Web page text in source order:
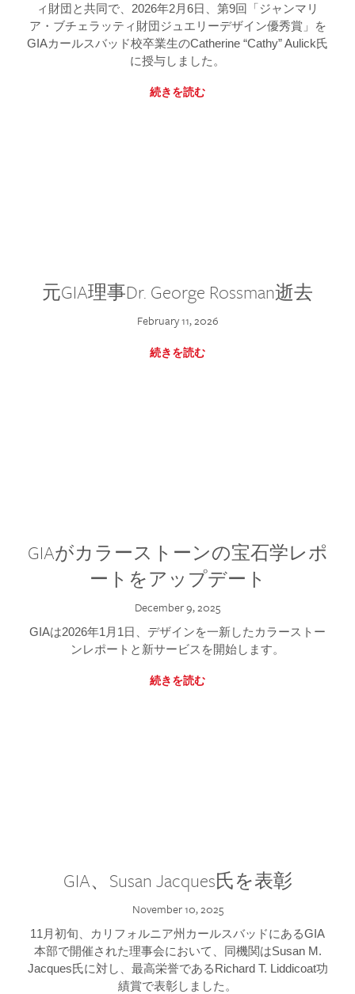
ィ財団と共同で、2026年2月6日、第9回「ジャンマリ
ア・ブチェラッティ財団ジュエリーデザイン優秀賞」を
GIAカールスバッド校卒業生のCatherine “Cathy” Aulick氏
に授与しました。
続きを読む
元GIA理事Dr. George Rossman逝去
February 11, 2026
続きを読む
GIAがカラーストーンの宝石学レポ
ートをアップデート
December 9, 2025
GIAは2026年1月1日、デザインを一新したカラーストー
ンレポートと新サービスを開始します。
続きを読む
GIA、Susan Jacques氏を表彰
November 10, 2025
11月初旬、カリフォルニア州カールスバッドにあるGIA
本部で開催された理事会において、同機関はSusan M.
Jacques氏に対し、最高栄誉であるRichard T. Liddicoat功
績賞で表彰しました。